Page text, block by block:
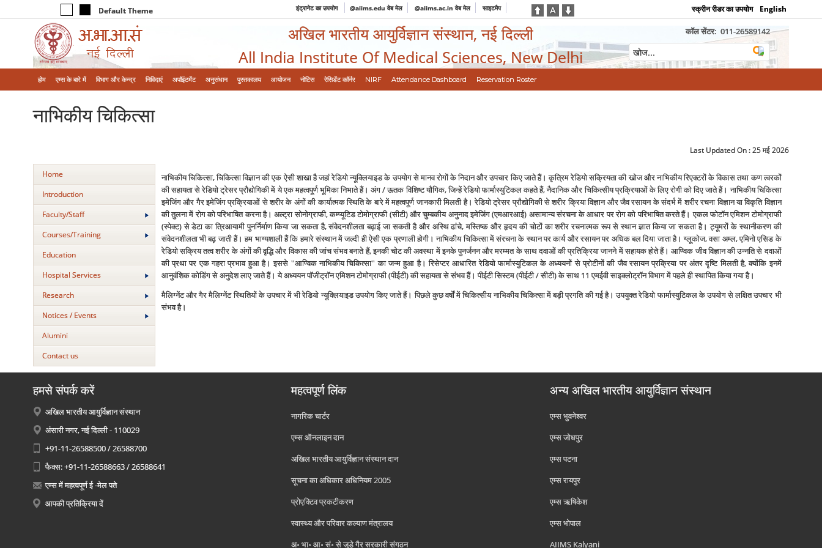
Default Theme इंट्रानेट का उपयोग @aiims.edu वेब मेल @aiims.ac.in वेब मेल साइटमैप स्क्रीन रीडर का उपयोग English
अखिल भारतीय आयुर्विज्ञान संस्थान, नई दिल्ली
All India Institute Of Medical Sciences, New Delhi
कॉल सेंटर: 011-26589142
होम एम्‍स के बारे में विभाग और केन्‍द्र निविदाएं अपॉइंटमेंट अनुसंधान पुस्तकालय आयोजन नोटिस रेसिडेंट कॉर्नर NIRF Attendance Dashboard Reservation Roster
नाभिकीय चिकित्‍सा
Last Updated On :25 मई 2026
Home
Introduction
Faculty/Staff
Courses/Training
Education
Hospital Services
Research
Notices / Events
Alumini
Contact us
नाभिकीय चिकित्‍सा, चिकित्‍सा विज्ञान की एक ऐसी शाखा है जहां रेडियो न्‍यूक्लियाइड के उपयोग से मानव रोगों के निदान और उपचार किए जाते हैं। कृत्रिम रेडियो सक्रियता की खोज और नाभिकीय रिएक्‍टरों के विकास तथा कण त्‍वरकों
की सहायता से रेडियो ट्रेसर प्रौद्योगिकी में ये एक महत्‍वपूर्ण भूमिका निभाते हैं। अंग / ऊतक विशिष्‍ट यौगिक, जिन्‍हें रेडियो फार्मास्‍युटिकल कहते हैं, नैदानिक और चिकित्‍सीय प्रक्रियाओं के लिए रोगी को दिए जाते हैं। नाभिकीय चिकित्‍सा
इमेजिंग और गैर इमेजिंग प्रक्रियाओं से शरीर के अंगों की कार्यात्‍मक स्थिति के बारे में महत्‍वपूर्ण जानकारी मिलती है। रेडियो ट्रेसर प्रौद्योगिकी से शरीर क्रिया विज्ञान और जैव रसायन के संदर्भ में शरीर रचना विज्ञान या विकृति विज्ञान
की तुलना में रोग को परिभाषित करना है। अल्‍ट्रा सोनोग्राफी, कम्‍प्‍यूटिड टोमोग्राफी (सीटी) और चुम्‍बकीय अनुनाद इमेजिंग (एमआरआई) असामान्‍य संरचना के आधार पर रोग को परिभाषित करते हैं। एकल फोटॉन एमिशन टोमोग्राफी
(स्‍पेक्‍ट) से डेटा का त्रिआयामी पुनर्निर्माण किया जा सकता है, संवेदनशीलता बढ़ाई जा सकती है और अस्थि ढांचे, मस्तिष्‍क और हृदय की चोटों का शरीर रचनात्‍मक रूप से स्‍थान ज्ञात किया जा सकता है। ट्यूमरों के स्‍थानीकरण की
संवेदनशीलता भी बढ़ जाती हैं। हम भाग्‍यशाली हैं कि हमारे संस्‍थान में जल्‍दी ही ऐसी एक प्रणाली होगी। नाभिकीय चिकित्‍सा में संरचना के स्‍थान पर कार्य और रसायन पर अधिक बल दिया जाता है। ग्‍लूकोज, वसा अम्‍ल, एमिनो एसिड के
रेडियो सक्रिय तत्‍व शरीर के अंगों की वृद्धि और विकास की जांच संभव बनाते हैं, इनकी चोट की अवस्‍था में इनके पुनर्जनन और मरम्‍मत के साथ दवाओं की प्रतिक्रिया जानने में सहायक होते हैं। आण्विक जीव विज्ञान की उन्‍नति से दवाओं
की प्रथा पर एक गहरा प्रभाव हुआ है। इससे ''आण्विक नाभिकीय चिकित्‍सा'' का जन्‍म हुआ है। रिसेप्‍टर आधारित रेडियो फार्मास्‍युटिकल के अध्‍ययनों से प्रोटीनों की जैव रसायन प्रक्रिया पर अंतर दृष्टि मिलती है, क्‍योंकि इनमें
आनुवंशिक कोडिंग से अनुदेश लाए जाते हैं। ये अध्‍ययन पॉजीट्रॉन एमिशन टोमोग्राफी (पीईटी) की सहायता से संभव हैं। पीईटी सिस्‍टम (पीईटी / सीटी) के साथ 11 एमईवी साइक्‍लोट्रॉन विभाग में पहले ही स्‍थापित किया गया है।
मैलिग्‍नेंट और गैर मैलिग्‍नेंट स्थितियों के उपचार में भी रेडियो न्‍यूक्लियाइड उपयोग किए जाते हैं। पिछले कुछ वर्षों में चिकित्‍सीय नाभिकीय चिकित्‍सा में बड़ी प्रगति की गई है। उपयुक्‍त रेडियो फार्मास्‍युटिकल के उपयोग से लक्षित उपचार भी
संभव है।
हमसे संपर्क करें
अखिल भारतीय आयुर्विज्ञान संस्थान
अंसारी नगर, नई दिल्ली - 110029
+91-11-26588500 / 26588700
फैक्स: +91-11-26588663 / 26588641
एम्स में महत्वपूर्ण ई -मेल पते
आपकी प्रतिक्रिया दें
महत्वपूर्ण लिंक
नागरिक चार्टर
एम्स ऑनलाइन दान
अखिल भारतीय आयुर्विज्ञान संस्थान दान
सूचना का अधिकार अधिनियम 2005
प्रोएक्टिव प्रकटीकरण
स्वास्थ्य और परिवार कल्याण मंत्रालय
अ॰ भा॰ आ॰ सं॰ से जुड़े गैर सरकारी संगठन
अन्य अखिल भारतीय आयुर्विज्ञान संस्थान
एम्‍स भुवनेश्वर
एम्‍स जोधपुर
एम्‍स पटना
एम्‍स रायपुर
एम्‍स ऋषिकेश
एम्‍स भोपाल
AIIMS Kalyani